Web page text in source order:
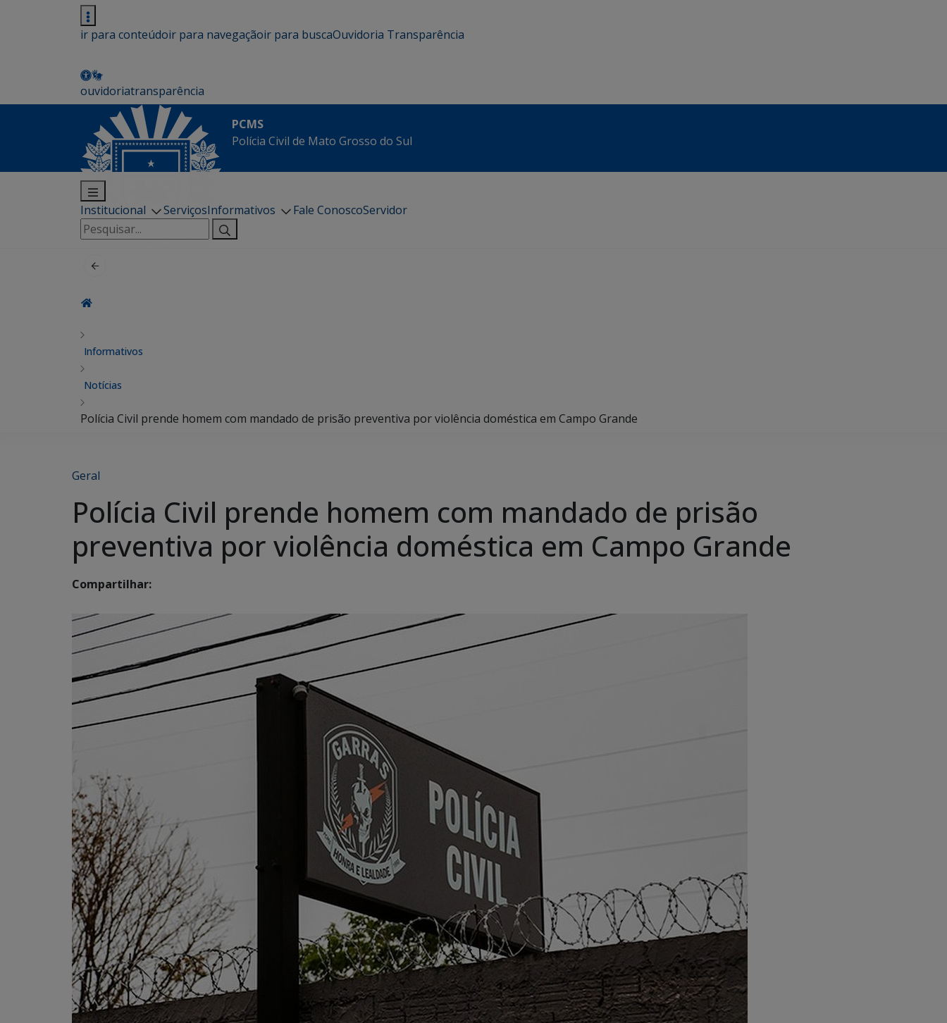
ir para conteúdoir para navegaçãoir para buscaOuvidoria Transparência
ouvidoriatransparência
PCMS
Polícia Civil de Mato Grosso do Sul
Institucional ServiçosInformativos Fale ConoscoServidor
Pesquisar
por:
Informativos
Notícias
Polícia Civil prende homem com mandado de prisão preventiva por violência doméstica em Campo Grande
Geral
Polícia Civil prende homem com mandado de prisão
preventiva por violência doméstica em Campo Grande
Compartilhar: